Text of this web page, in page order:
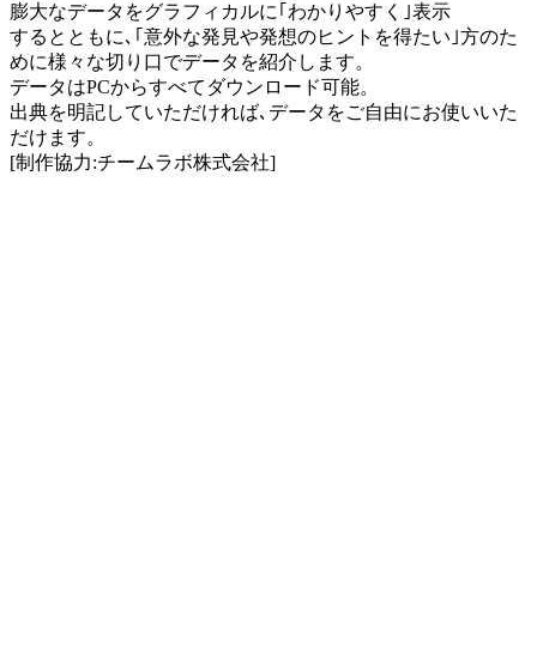
膨大なデータをグラフィカルに｢わかりやすく｣表示
するとともに､｢意外な発見や発想のヒントを得たい｣方のた
めに様々な切り口でデータを紹介します。
データはPCからすべてダウンロード可能。
出典を明記していただければ､データをご自由にお使いいた
だけます。
[制作協力:チームラボ株式会社]